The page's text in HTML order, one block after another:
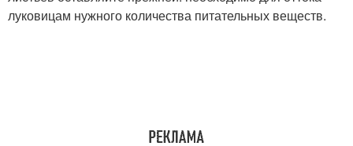
луковицам нужного количества питательных веществ.